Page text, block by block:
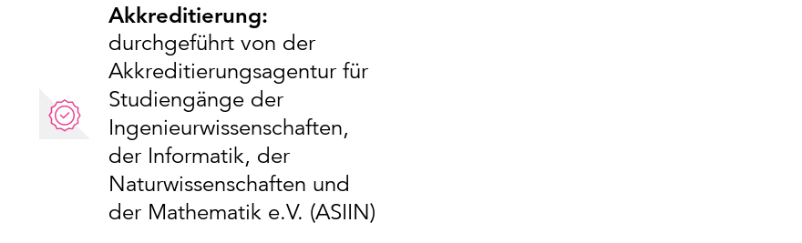
Akkreditierung:
durchgeführt von der
Akkreditierungsagentur für
Studiengänge der
Ingenieurwissenschaften,
der Informatik, der
Naturwissenschaften und
der Mathematik e.V. (ASIIN)